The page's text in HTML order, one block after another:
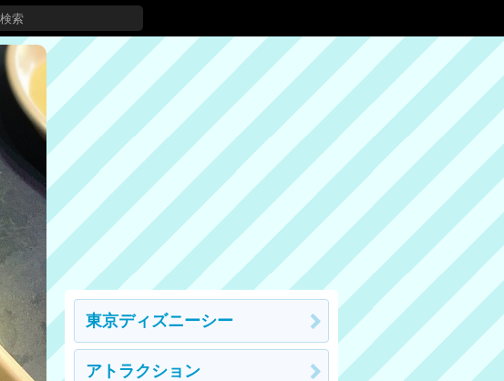
東京ディズニーシー
アトラクション